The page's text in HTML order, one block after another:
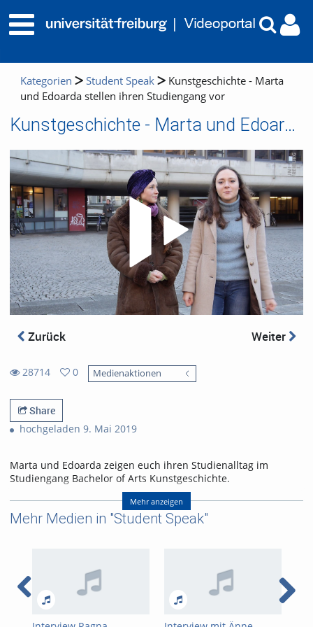
Kategorien Student Speak
Kunstgeschichte - Marta
und Edoarda stellen ihren Studiengang vor
Kunstgeschichte - Marta und Edoarda stellen ihren Studiengang vor
Zurück Weiter
28714
views
0
favorites
Medienaktionen
Share
hochgeladen 9. Mai 2019
Marta und Edoarda zeigen euch ihren Studienalltag im
Studiengang Bachelor of Arts Kunstgeschichte.
Produktion
Jaro Ghasemi & Wolfgang Weismann
Mehr anzeigen
Mehr Medien in "Student Speak"